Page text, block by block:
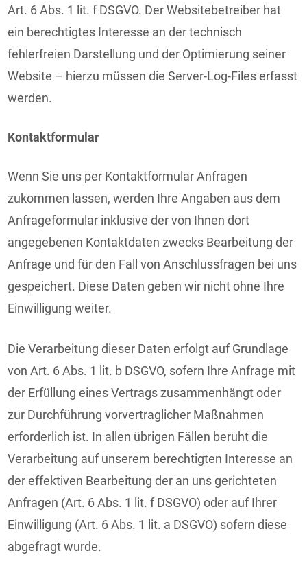
Art. 6 Abs. 1 lit. f DSGVO. Der Websitebetreiber hat
ein berechtigtes Interesse an der technisch
fehlerfreien Darstellung und der Optimierung seiner
Website – hierzu müssen die Server-Log-Files erfasst
werden.
Kontaktformular
Wenn Sie uns per Kontaktformular Anfragen
zukommen lassen, werden Ihre Angaben aus dem
Anfrageformular inklusive der von Ihnen dort
angegebenen Kontaktdaten zwecks Bearbeitung der
Anfrage und für den Fall von Anschlussfragen bei uns
gespeichert. Diese Daten geben wir nicht ohne Ihre
Einwilligung weiter.
Die Verarbeitung dieser Daten erfolgt auf Grundlage
von Art. 6 Abs. 1 lit. b DSGVO, sofern Ihre Anfrage mit
der Erfüllung eines Vertrags zusammenhängt oder
zur Durchführung vorvertraglicher Maßnahmen
erforderlich ist. In allen übrigen Fällen beruht die
Verarbeitung auf unserem berechtigten Interesse an
der effektiven Bearbeitung der an uns gerichteten
Anfragen (Art. 6 Abs. 1 lit. f DSGVO) oder auf Ihrer
Einwilligung (Art. 6 Abs. 1 lit. a DSGVO) sofern diese
abgefragt wurde.